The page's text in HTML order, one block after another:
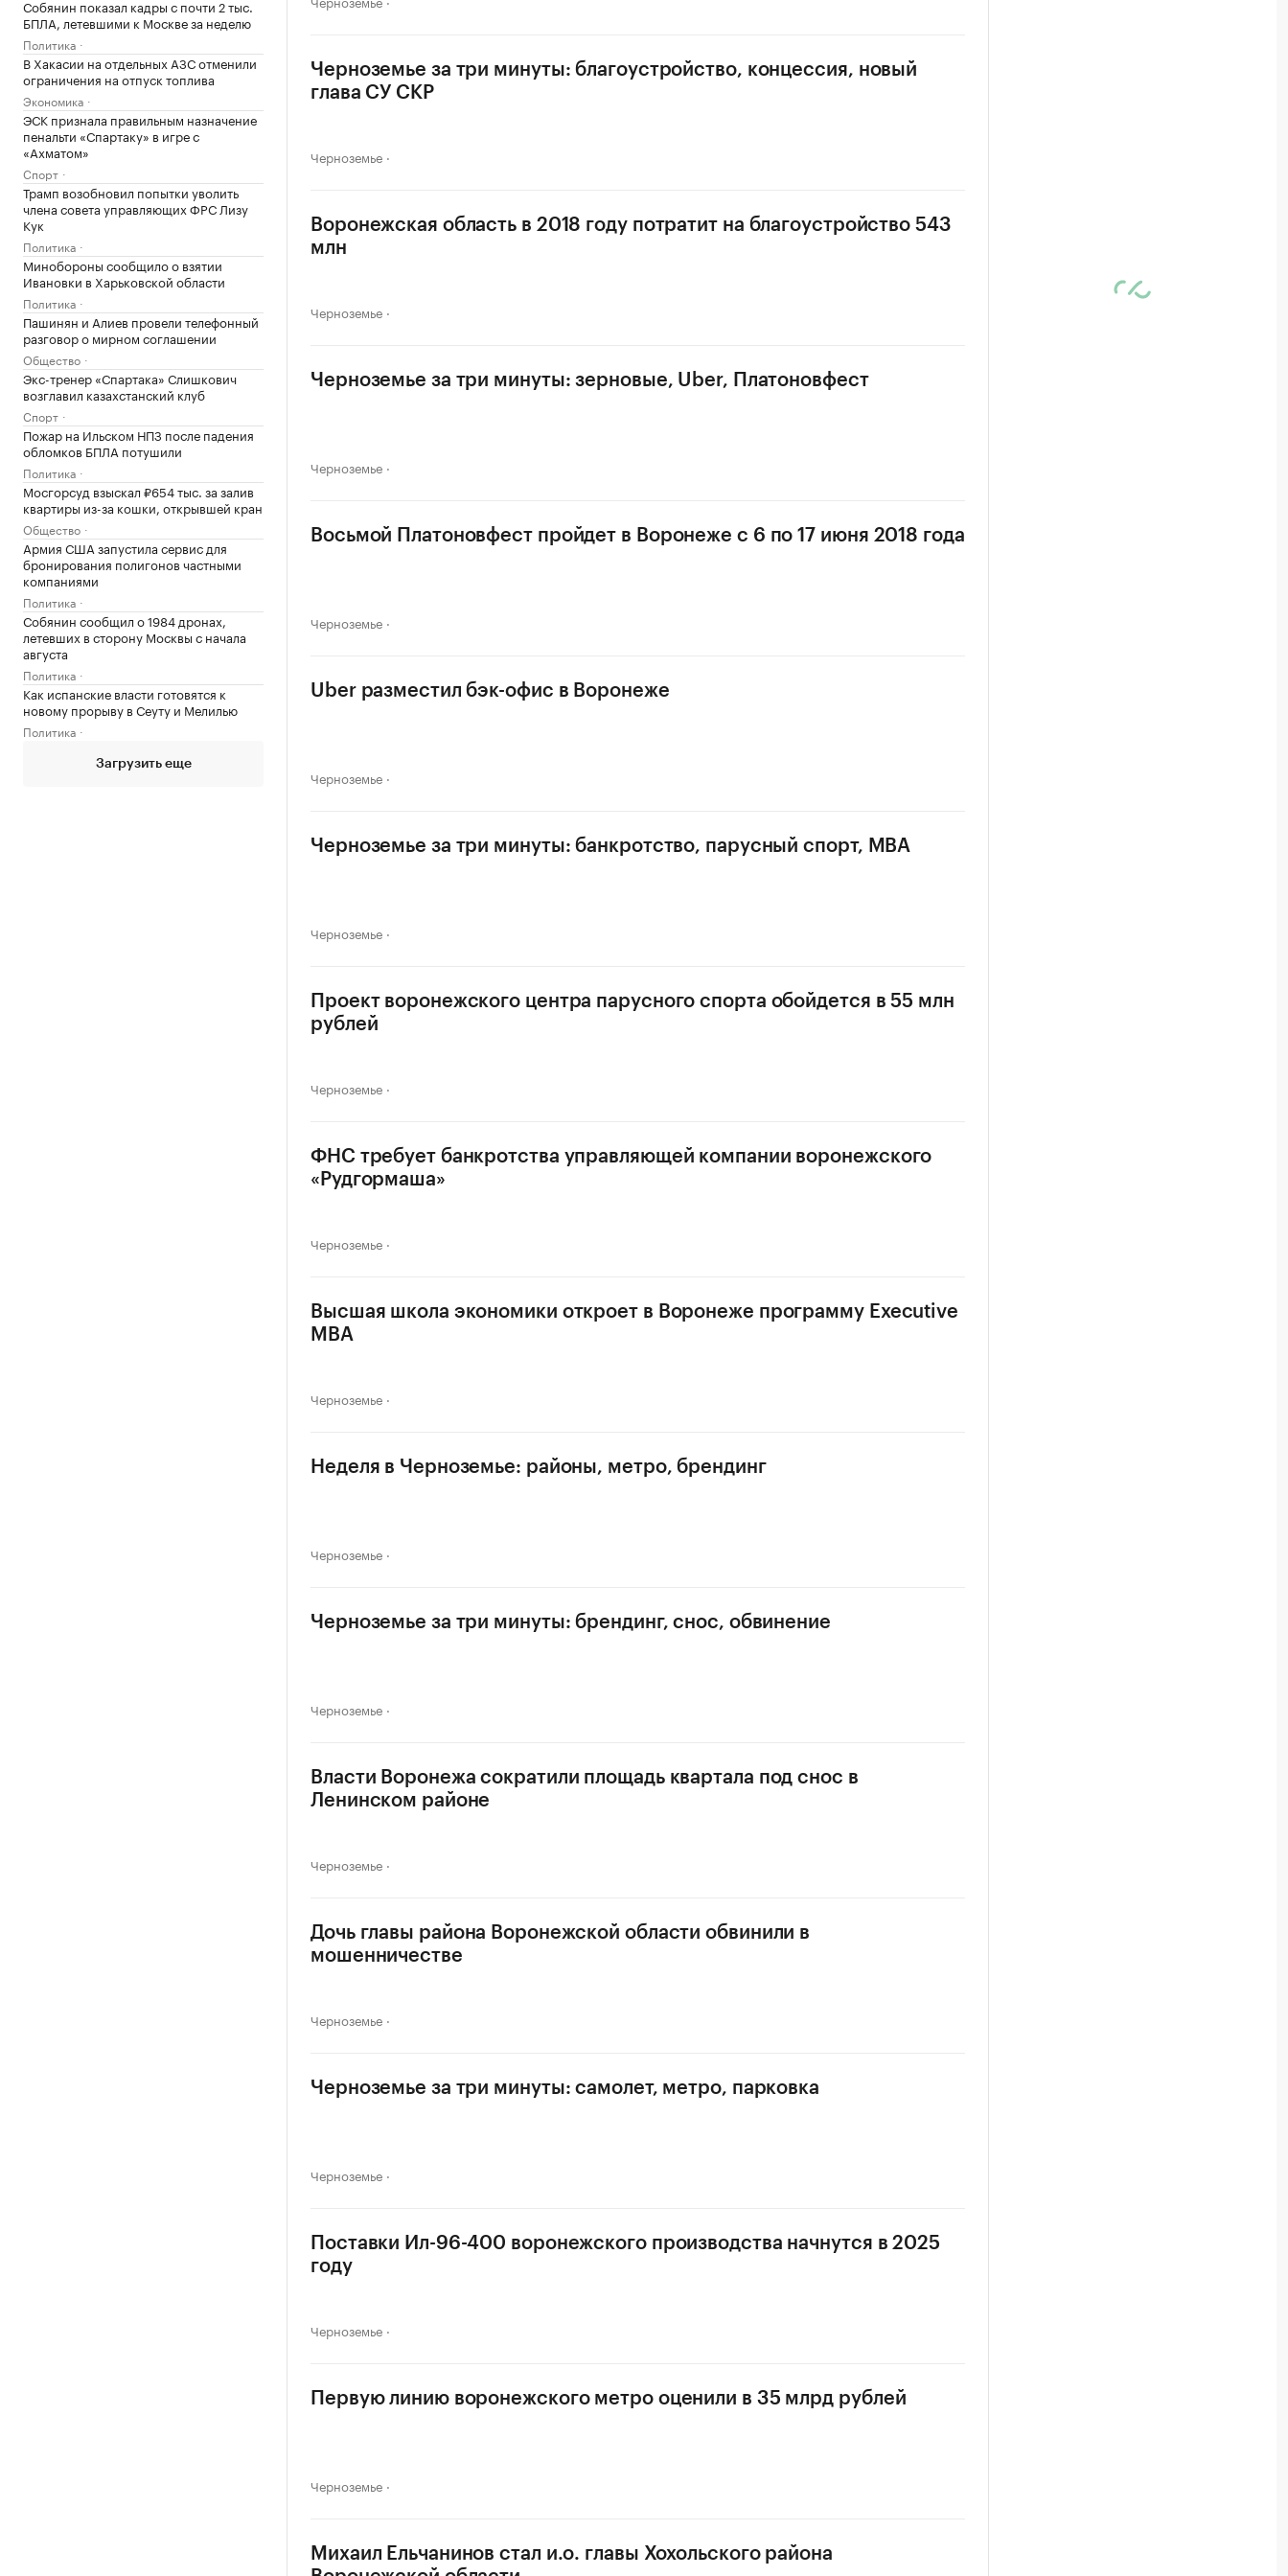
Собянин показал кадры с почти 2 тыс.
БПЛА, летевшими к Москве за неделю
Политика
В Хакасии на отдельных АЗС отменили
ограничения на отпуск топлива
Экономика
ЭСК признала правильным назначение
пенальти «Спартаку» в игре с
«Ахматом»
Спорт
Трамп возобновил попытки уволить
члена совета управляющих ФРС Лизу
Кук
Политика
Минобороны сообщило о взятии
Ивановки в Харьковской области
Политика
Пашинян и Алиев провели телефонный
разговор о мирном соглашении
Общество
Экс-тренер «Спартака» Слишкович
возглавил казахстанский клуб
Спорт
Пожар на Ильском НПЗ после падения
обломков БПЛА потушили
Политика
Мосгорсуд взыскал ₽654 тыс. за залив
квартиры из-за кошки, открывшей кран
Общество
Армия США запустила сервис для
бронирования полигонов частными
компаниями
Политика
Собянин сообщил о 1984 дронах,
летевших в сторону Москвы с начала
августа
Политика
Как испанские власти готовятся к
новому прорыву в Сеуту и Мелилью
Политика
Загрузить еще
Черноземье за три минуты: благоустройство, концессия, новый
глава СУ СКР
Черноземье
Воронежская область в 2018 году потратит на благоустройство 543
млн
Черноземье
Черноземье за три минуты: зерновые, Uber, Платоновфест
Черноземье
Восьмой Платоновфест пройдет в Воронеже с 6 по 17 июня 2018 года
Черноземье
Uber разместил бэк-офис в Воронеже
Черноземье
Черноземье за три минуты: банкротство, парусный спорт, MBA
Черноземье
Проект воронежского центра парусного спорта обойдется в 55 млн
рублей
Черноземье
ФНС требует банкротства управляющей компании воронежского
«Рудгормаша»
Черноземье
Высшая школа экономики откроет в Воронеже программу Executive
MBA
Черноземье
Неделя в Черноземье: районы, метро, брендинг
Черноземье
Черноземье за три минуты: брендинг, снос, обвинение
Черноземье
Власти Воронежа сократили площадь квартала под снос в
Ленинском районе
Черноземье
Дочь главы района Воронежской области обвинили в
мошенничестве
Черноземье
Черноземье за три минуты: самолет, метро, парковка
Черноземье
Поставки Ил-96-400 воронежского производства начнутся в 2025
году
Черноземье
Первую линию воронежского метро оценили в 35 млрд рублей
Черноземье
Михаил Ельчанинов стал и.о. главы Хохольского района